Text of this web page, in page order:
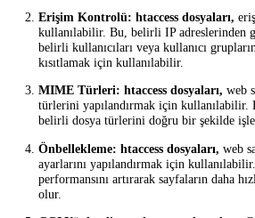
Htaccess dosyaları , bir metin düzenleyicisi
herhangi bir düzenleme aracı ile
düzenlerken dikkatli olmak önemlidir,
sitesinin doğru şekilde çalışmasını
Htaccess Hangi Alanlarda
Htaccess dosyalarıile, Apache web
kontrolü, MIME tipleri ve önbellekleme
için kullanılır. Aşağıda,htaccess
alanların bir listesi bulunmaktadır: